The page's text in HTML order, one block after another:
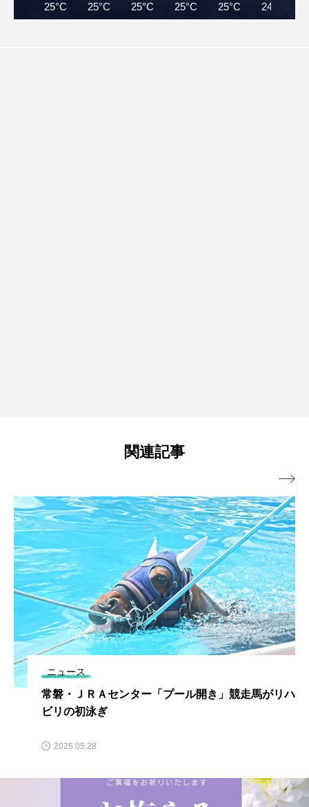
25°C 25°C 25°C 25°C 25°C 24°C
関連記事
ニュース
常磐・ＪＲＡセンター「プール開き」競走馬がリハ
ビリの初泳ぎ
2026.05.28
